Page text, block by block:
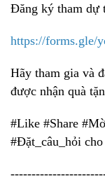
Đăng ký tham dự
https://forms.gle/
Hãy tham gia và
được nhận quà
#Like #Share
#Đặt_câu_hỏi